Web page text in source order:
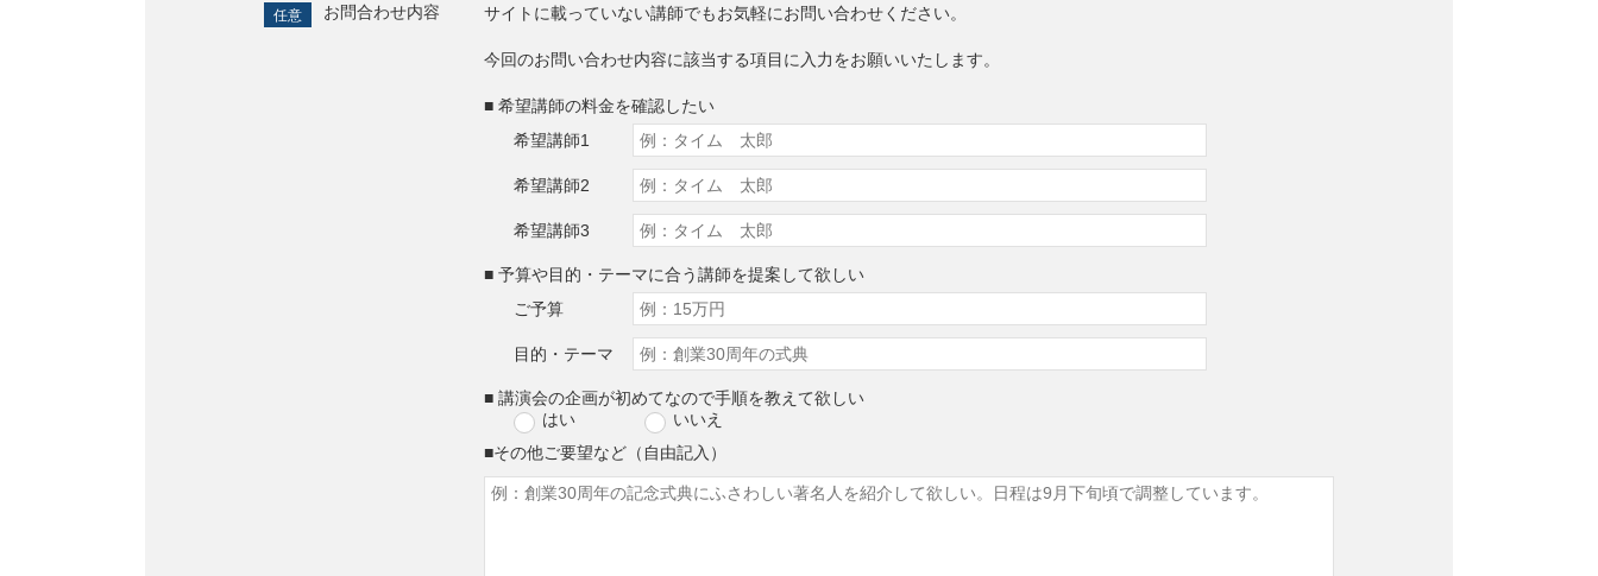
任意 お問合わせ内容 サイトに載っていない講師でもお気軽にお問い合わせください。
今回のお問い合わせ内容に該当する項目に入力をお願いいたします。
■ 希望講師の料金を確認したい
希望講師1
希望講師2
希望講師3
■ 予算や目的・テーマに合う講師を提案して欲しい
ご予算
目的・テーマ
■ 講演会の企画が初めてなので手順を教えて欲しい
はい
いいえ
■その他ご要望など（自由記入）